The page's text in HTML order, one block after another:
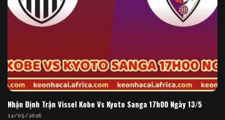
Nhận Định Trận Vissel Kobe Vs Kyoto Sanga 17h00
Ngày 13/5
Nhận Định Trận Vissel Kobe Vs Kyoto Sanga 17h00 Ngày 13/5
12/05/2026